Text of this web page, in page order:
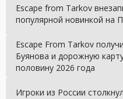
Escape from Tarkov
популярной новинкой на
Escape From Tarkov
Буянова и дорожную
половину 2026 года
Игроки из России